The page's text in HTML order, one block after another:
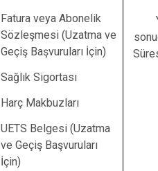
Fatura veya Abonelik
Sözleşmesi (Uzatma ve
Geçiş Başvuruları İçin)
Sağlık Sigortası
Harç Makbuzları
UETS Belgesi (Uzatma
ve Geçiş Başvuruları
İçin)